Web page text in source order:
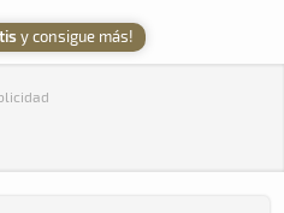
ARCHIVO
y consigue más!